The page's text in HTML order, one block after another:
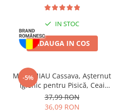
IN STOC
ADAUGA IN COS
-5%
MIAU MIAU Cassava, Așternut
Igienic pentru Pisică, Ceai
Verde, 6L
37,99 RON
36,09 RON